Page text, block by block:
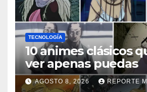
TECNOLOGÍA
10 animes clásicos
ver apenas puedas
AGOSTO 8, 2026 REPORTE